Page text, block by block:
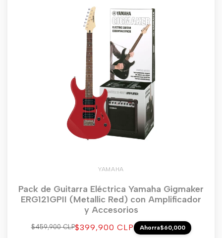
YAMAHA
Pack de Guitarra Eléctrica Yamaha Gigmaker
ERG121GPII (Metallic Red) con Amplificador
y Accesorios
Precio
$459,900 CLPPrecio
$399,900 CLP Ahorra$60,000